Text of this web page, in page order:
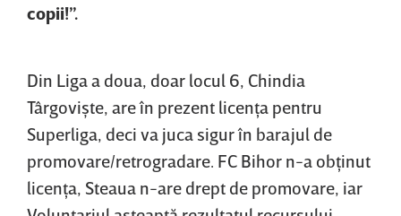
copii!”.
Din Liga a doua, doar locul 6, Chindia
Târgovişte, are în prezent licenţa pentru
Superliga, deci va juca sigur în barajul de
promovare/retrogradare. FC Bihor n-a obţinut
licenţa, Steaua n-are drept de promovare, iar